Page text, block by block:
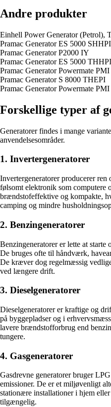
Andre produkter
Einhell Power Generator (Petrol),
Pramac Generator ES 5000 SHHPI
Pramac Generator P2000 IY
Pramac Generator ES 5000 THHPI
Pramac Generator Powermate
Pramac Generator S 8000 THEPI
Pramac Generator Powermate
Forskellige typer af
Generatorer findes i mange
anvendelsesområder.
1. Invertergeneratorer
Invertergeneratorer producerer
følsomt elektronik som computere
brændstofeffektive og kompakte,
camping og mindre
2. Benzingeneratorer
Benzingeneratorer er lette at
De bruges ofte til håndværk,
De kræver dog regelmæssig
ved længere drift.
3. Dieselgeneratorer
Dieselgeneratorer er kraftige og
på byggepladser og i
lavere brændstofforbrug end
tungere.
4. Gasgeneratorer
Gasdrevne generatorer bruger
emissioner. De er et miljøvenligt
stationære installationer i hjem
tilgængelig.